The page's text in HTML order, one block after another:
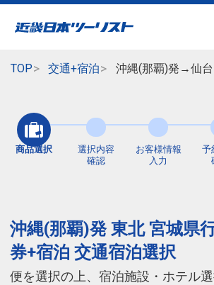
TOP 交通+宿泊 沖縄(那覇)発→仙
商品選択
選択内容
確認
お客様情報
入力
予
沖縄(那覇)発 東北 宮城県
券+宿泊 交通宿泊選択
便を選択の上、宿泊施設・ホテル